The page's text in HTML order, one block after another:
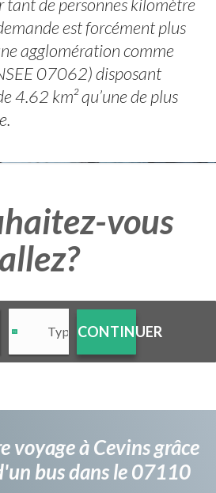
tant de personnes kilomètre
est forcément plus
agglomération comme
07062) disposant
4.62 km² qu’une de plus
vous
allez?
CONTINUER
voyage à Cevins grâce
bus dans le 07110